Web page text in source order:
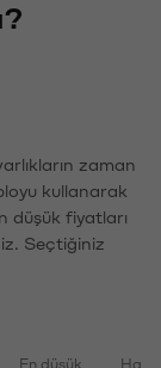
zaman
kullanarak
düşük fiyatları
Seçtiğiniz
En düşük